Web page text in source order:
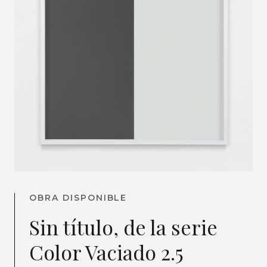
OBRA DISPONIBLE
Sin título, de la serie
Color Vaciado 2.5